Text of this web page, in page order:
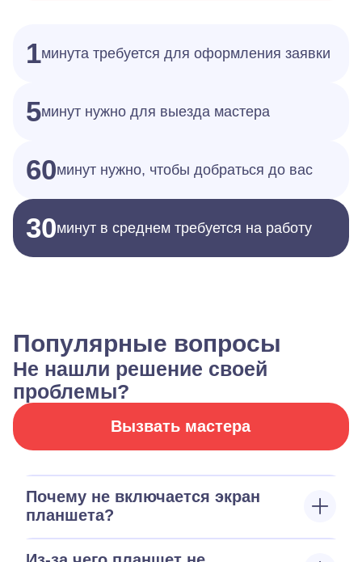
1минута требуется для оформления заявки
5минут нужно для выезда мастера
60минут нужно, чтобы добраться до вас
30минут в среднем требуется на работу
Популярные вопросы
Не нашли решение своей
проблемы?
Вызвать мастера
Почему не включается экран
планшета?